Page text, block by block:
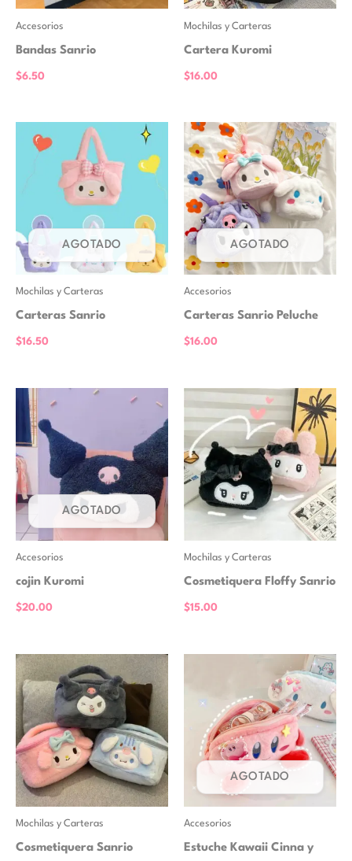
Accesorios
Bandas Sanrio
$6.50
Mochilas y Carteras
Cartera Kuromi
$16.00
AGOTADO
Mochilas y Carteras
Carteras Sanrio
$16.50
AGOTADO
Accesorios
Carteras Sanrio Peluche
$16.00
AGOTADO
Accesorios
cojin Kuromi
$20.00
Mochilas y Carteras
Cosmetiquera Floffy Sanrio
$15.00
Mochilas y Carteras
Cosmetiquera Sanrio
AGOTADO
Accesorios
Estuche Kawaii Cinna y